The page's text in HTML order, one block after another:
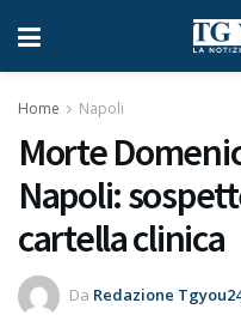
Home Napoli
Morte
Napoli:
cartella clinica
Da Redazione